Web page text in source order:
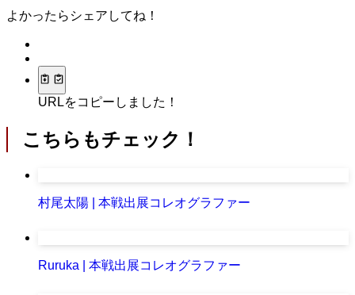
よかったらシェアしてね！
URLをコピーしました！
こちらもチェック！
村尾太陽 | 本戦出展コレオグラファー
Ruruka | 本戦出展コレオグラファー